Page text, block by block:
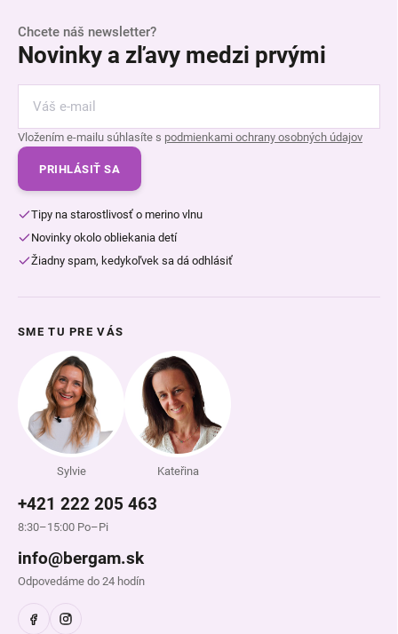
Chcete náš newsletter?
Novinky a zľavy medzi prvými
Vložením e-mailu súhlasíte s podmienkami ochrany osobných údajov
PRIHLÁSIŤ SA
Tipy na starostlivosť o merino vlnu
Novinky okolo obliekania detí
Žiadny spam, kedykoľvek sa dá odhlásiť
SME TU PRE VÁS
Sylvie Kateřina
+421 222 205 463
8:30–15:00 Po–Pi
info@bergam.sk
Odpovedáme do 24 hodín